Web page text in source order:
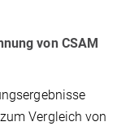
von CSAM
Vergleich von